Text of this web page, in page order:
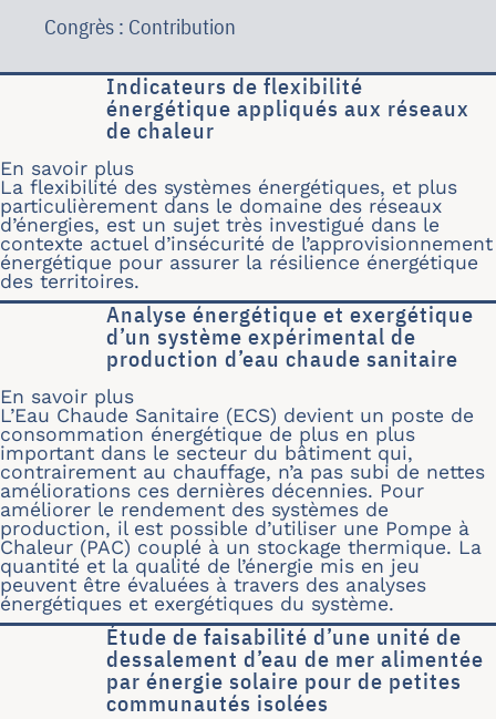
Congrès : Contribution
Indicateurs de flexibilité
énergétique appliqués aux réseaux
de chaleur
En savoir plus
La flexibilité des systèmes énergétiques, et plus
particulièrement dans le domaine des réseaux
d’énergies, est un sujet très investigué dans le
contexte actuel d’insécurité de l’approvisionnement
énergétique pour assurer la résilience énergétique
des territoires.
Analyse énergétique et exergétique
d’un système expérimental de
production d’eau chaude sanitaire
En savoir plus
L’Eau Chaude Sanitaire (ECS) devient un poste de
consommation énergétique de plus en plus
important dans le secteur du bâtiment qui,
contrairement au chauffage, n’a pas subi de nettes
améliorations ces dernières décennies. Pour
améliorer le rendement des systèmes de
production, il est possible d’utiliser une Pompe à
Chaleur (PAC) couplé à un stockage thermique. La
quantité et la qualité de l’énergie mis en jeu
peuvent être évaluées à travers des analyses
énergétiques et exergétiques du système.
Étude de faisabilité d’une unité de
dessalement d’eau de mer alimentée
par énergie solaire pour de petites
communautés isolées